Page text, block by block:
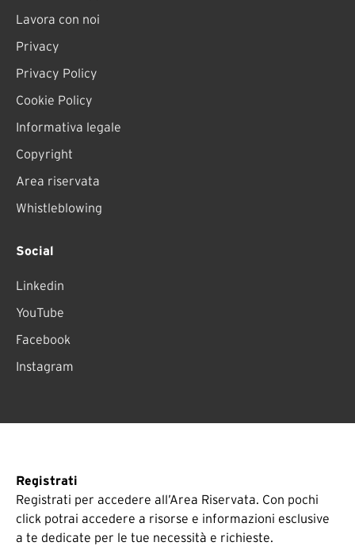
Lavora con noi
Privacy
Privacy Policy
Cookie Policy
Informativa legale
Copyright
Area riservata
Whistleblowing
Social
Linkedin
YouTube
Facebook
Instagram
Registrati
Registrati per accedere all’Area Riservata. Con pochi
click potrai accedere a risorse e informazioni esclusive
a te dedicate per le tue necessità e richieste.